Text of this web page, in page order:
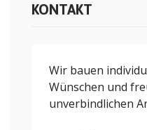
KONTAKT
Wir bauen
Wünschen und
unverbindlichen